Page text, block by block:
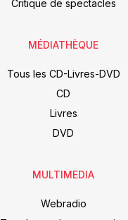
Critique de spectacles
MÉDIATHÈQUE
Tous les CD-Livres-DVD
CD
Livres
DVD
MULTIMEDIA
Webradio